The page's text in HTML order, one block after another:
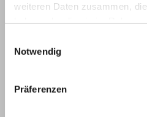
weiteren Daten zusammen,
Notwendig
Präferenzen